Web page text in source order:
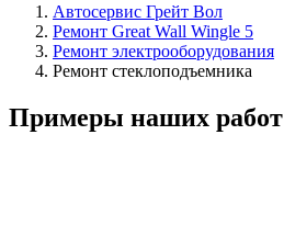
Автосервис Грейт Вол
Ремонт Great Wall Wingle 5
Ремонт электрооборудования
Ремонт стеклоподъемника
Примеры наших работ